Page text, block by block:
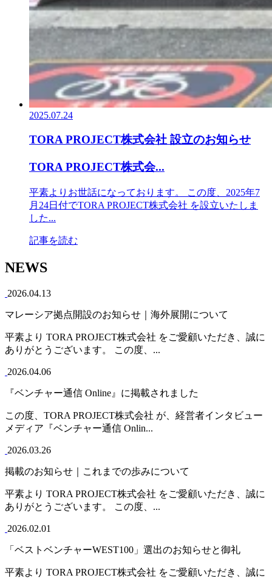
2025.07.24
TORA PROJECT株式会社 設立のお知らせ
TORA PROJECT株式会...
平素よりお世話になっております。 この度、2025年7
月24日付でTORA PROJECT株式会社 を設立いたしま
した...
記事を読む
NEWS
2026.04.13
マレーシア拠点開設のお知らせ｜海外展開について
平素より TORA PROJECT株式会社 をご愛顧いただき、誠に
ありがとうございます。 この度、...
2026.04.06
『ベンチャー通信 Online』に掲載されました
この度、TORA PROJECT株式会社 が、経営者インタビュー
メディア『ベンチャー通信 Onlin...
2026.03.26
掲載のお知らせ｜これまでの歩みについて
平素より TORA PROJECT株式会社 をご愛顧いただき、誠に
ありがとうございます。 この度、...
2026.02.01
「ベストベンチャーWEST100」選出のお知らせと御礼
平素より TORA PROJECT株式会社 をご愛顧いただき、誠に